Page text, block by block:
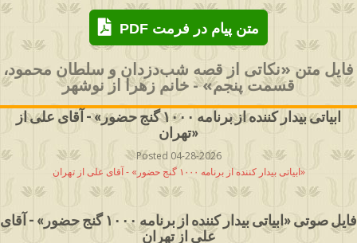
PDF متن پیام در فرمت
فایل متن «نکاتی از قصه شب‌دزدان و سلطان محمود،
قسمت پنجم» - خانم زهرا از نوشهر
ابیاتی بیدار کننده از برنامه ۱۰۰۰ گنج حضور» - آقای علی از
تهران»
Posted 04-28-2026
ابیاتی بیدار کننده از برنامه ۱۰۰۰ گنج حضور» - آقای علی از تهران»
فایل صوتی «ابیاتی بیدار کننده از برنامه ۱۰۰۰ گنج حضور» - آقای
علی از تهران